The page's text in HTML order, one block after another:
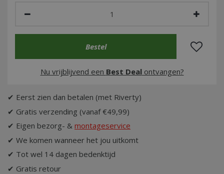
Nu vrijblijvend een Best Dealontvangen?
✔ Eerst zien dan betalen (met Riverty)
✔ Gratis verzending (vanaf €49,99)
✔ Eigen bezorg- & montageservice
✔ We komen wanneer het jou uitkomt
✔ Tot wel 14 dagen bedenktijd
✔ Gratis retour